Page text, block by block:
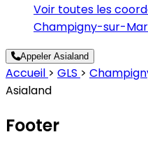
Voir toutes les
Champigny-sur-
Appeler Asialand
Accueil > GLS >
Asialand
Footer